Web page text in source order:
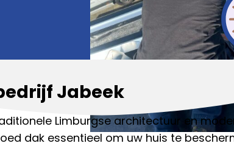
Jabeek
Limburgse architectuur en
dak essentieel om uw huis te